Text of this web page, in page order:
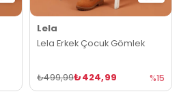
Lela
Lela Erkek Çocuk Gömlek
₺424,99
₺499,99 %15